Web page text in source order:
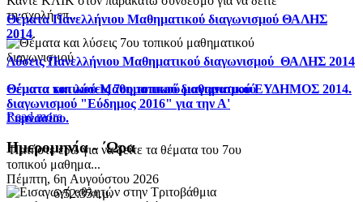
τη σχολή επ...
Θέματα και λύσεις 7ου τοπικού μαθηματικού
διαγωνισμού "Εύδημος 2016" για την Α'
Γυμνασίου.
Πατήστε εδώ για να δείτε τα θέματα του 7ου
τοπικού μαθημα...
Θέματα Πανελλήνιου Μαθηματικού διαγωνισμού ΘΑΛΗΣ
2014.
Λύσεις Πανελλήνιου Μαθηματικού διαγωνισμού ΘΑΛΗΣ 2014
Θέματα τοπικού Μαθηματικού διαγωνισμού ΕΥΔΗΜΟΣ 2014.
Read more
Ημερομηνία - ΄Ωρα
Πέμπτη, 6η Αυγούστου 2026
6:52:35π.μ.